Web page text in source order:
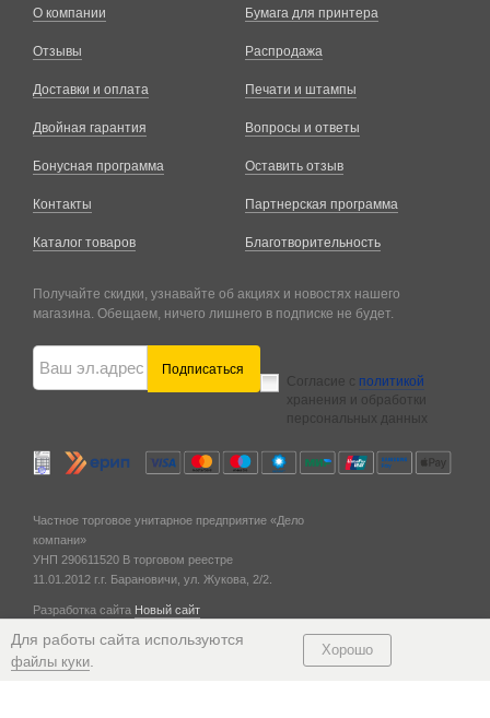
О компании
Отзывы
Доставки и оплата
Двойная гарантия
Бонусная программа
Контакты
Каталог товаров
Бумага для принтера
Распродажа
Печати и штампы
Вопросы и ответы
Оставить отзыв
Партнерская программа
Благотворительность
Получайте скидки, узнавайте об акциях и новостях нашего
магазина. Обещаем, ничего лишнего в подписке не будет.
Подписаться
Согласие с политикой
хранения и обработки
персональных данных
Частное торговое унитарное предприятие «Дело
компани»
УНП 290611520 В торговом реестре
11.01.2012 г. г. Барановичи, ул. Жукова, 2/2.
Разработка сайта Новый сайт
Для работы сайта используются
файлы куки
Хорошо